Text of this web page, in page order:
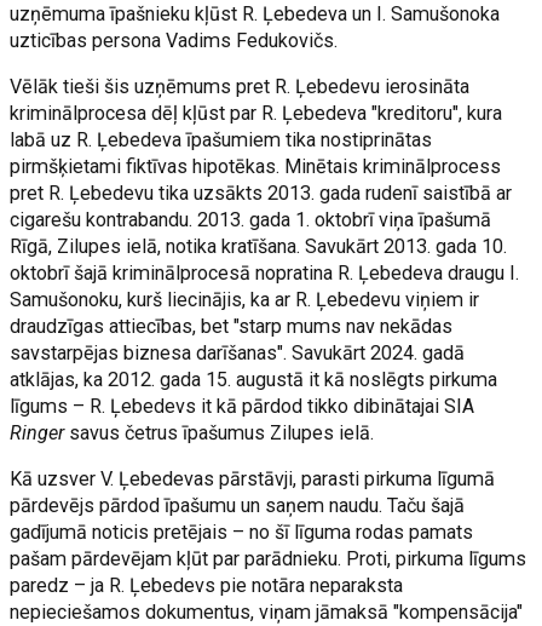
uzņēmuma īpašnieku kļūst R. Ļebedeva un I. Samušonoka
uzticības persona Vadims Fedukovičs.
Vēlāk tieši šis uzņēmums pret R. Ļebedevu ierosināta
kriminālprocesa dēļ kļūst par R. Ļebedeva "kreditoru", kura
labā uz R. Ļebedeva īpašumiem tika nostiprinātas
pirmšķietami fiktīvas hipotēkas. Minētais kriminālprocess
pret R. Ļebedevu tika uzsākts 2013. gada rudenī saistībā ar
cigarešu kontrabandu. 2013. gada 1. oktobrī viņa īpašumā
Rīgā, Zilupes ielā, notika kratīšana. Savukārt 2013. gada 10.
oktobrī šajā kriminālprocesā nopratina R. Ļebedeva draugu I.
Samušonoku, kurš liecinājis, ka ar R. Ļebedevu viņiem ir
draudzīgas attiecības, bet "starp mums nav nekādas
savstarpējas biznesa darīšanas". Savukārt 2024. gadā
atklājas, ka 2012. gada 15. augustā it kā noslēgts pirkuma
līgums – R. Ļebedevs it kā pārdod tikko dibinātajai SIA
Ringersavus četrus īpašumus Zilupes ielā.
Kā uzsver V. Ļebedevas pārstāvji, parasti pirkuma līgumā
pārdevējs pārdod īpašumu un saņem naudu. Taču šajā
gadījumā noticis pretējais – no šī līguma rodas pamats
pašam pārdevējam kļūt par parādnieku. Proti, pirkuma līgums
paredz – ja R. Ļebedevs pie notāra neparaksta
nepieciešamos dokumentus, viņam jāmaksā "kompensācija"